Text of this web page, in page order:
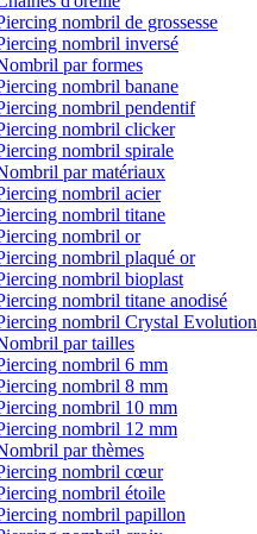
nombril de grossesse
nombril inversé
par formes
nombril banane
nombril pendentif
nombril clicker
nombril spirale
par matériaux
nombril acier
nombril titane
nombril or
nombril plaqué or
nombril bioplast
nombril titane anodisé
nombril Crystal Evolution
par tailles
nombril 6 mm
nombril 8 mm
nombril 10 mm
nombril 12 mm
par thèmes
nombril cœur
nombril étoile
nombril papillon